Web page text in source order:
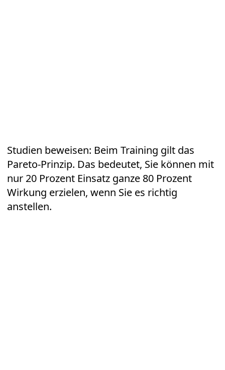
Studien beweisen: Beim Training gilt das
Pareto-Prinzip. Das bedeutet, Sie können mit
nur 20 Prozent Einsatz ganze 80 Prozent
Wirkung erzielen, wenn Sie es richtig
anstellen.